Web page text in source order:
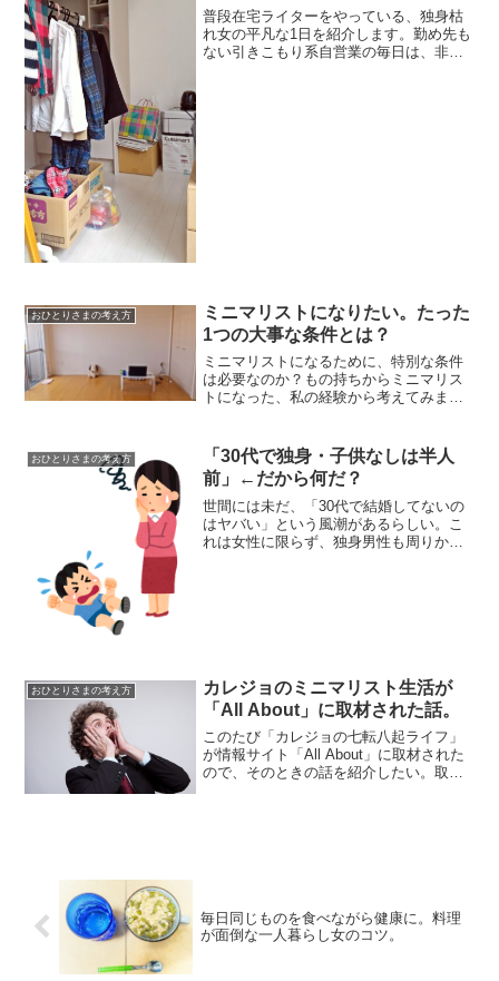
普段在宅ライターをやっている、独身枯
れ女の平凡な1日を紹介します。勤め先も
ない引きこもり系自営業の毎日は、非常
おひとりさまの考え方
ミニマリストになりたい。たった
1つの大事な条件とは？
ミニマリストになるために、特別な条件
は必要なのか？もの持ちからミニマリス
トになった、私の経験から考えてみま
格や免許があるわけでもなし、極端な
話、名乗りさえすれば今からで...
おひとりさまの考え方
「30代で独身・子供なしは半人
前」←だから何だ？
世間には未だ、「30代で結婚してないの
はヤバい」という風潮があるらしい。こ
れは女性に限らず、独身男性も周りから
おひとりさまの考え方
カレジョのミニマリスト生活が
「All About」に取材された話。
このたび「カレジョの七転八起ライフ」
が情報サイト「All About」に取材された
ので、そのときの話を紹介したい。取材
毎日同じものを食べながら健康に。料理
が面倒な一人暮らし女のコツ。